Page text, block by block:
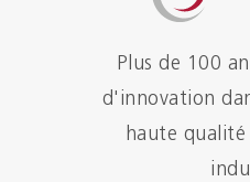
Plus de 100
d'innovation
haute